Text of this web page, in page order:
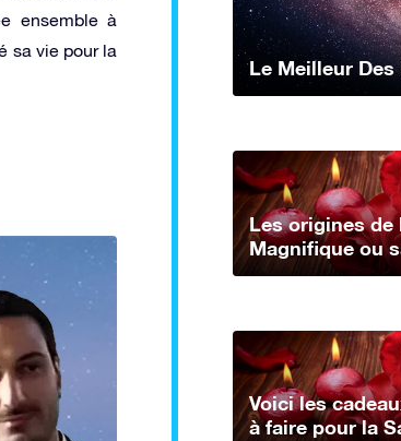
ensemble à
sa vie pour la
Le Meilleur
Les origines de
Magnifique ou
Voici les
à faire pour la